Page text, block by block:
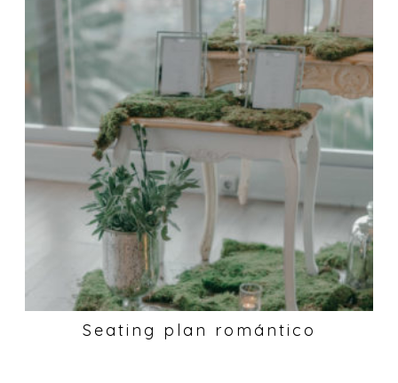
Seating plan romántico